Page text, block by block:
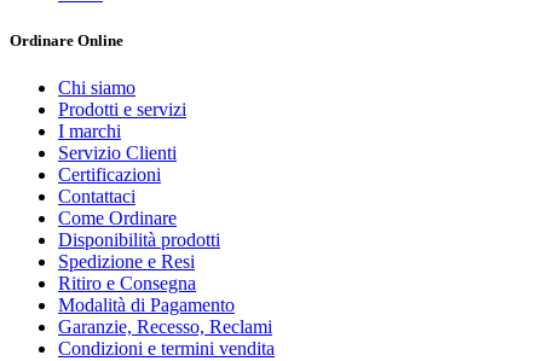
Ordinare Online
Chi siamo
Prodotti e servizi
I marchi
Servizio Clienti
Certificazioni
Contattaci
Come Ordinare
Disponibilità prodotti
Spedizione e Resi
Ritiro e Consegna
Modalità di Pagamento
Garanzie, Recesso, Reclami
Condizioni e termini vendita